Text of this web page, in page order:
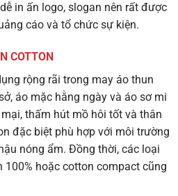
in ấn logo, slogan nên rất được
cáo và tổ chức sự kiện.
COTTON
rộng rãi trong may áo thun
áo mặc hằng ngày và áo sơ mi
thấm hút mồ hôi tốt và thân
đặc biệt phù hợp với môi trường
nóng ẩm. Đồng thời, các loại
hoặc cotton compact cũng